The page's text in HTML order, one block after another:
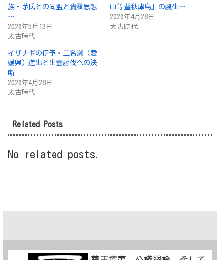
族・茅氏との同盟と貴種思想
～
2026年5月13日
太古時代
山等豊秋津島」の誕生～
2026年4月28日
太古時代
イザナギの伊予・二名洲（愛
媛県）進出と出雲討伐への決
断
2026年4月28日
太古時代
Related Posts
No related posts.